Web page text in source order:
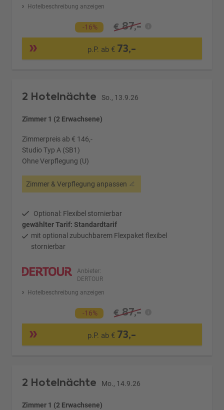
Hotelbeschreibung anzeigen
-16% € 87,-
p.P. ab € 73,-
2 Hotelnächte So., 13.9.26
Zimmer 1 (2 Erwachsene)
Zimmerpreis ab € 146,-
Studio Typ A (SB1)
Ohne Verpflegung (U)
Zimmer & Verpflegung anpassen
Optional: Flexibel stornierbar
gewählter Tarif: Standardtarif
mit optional zubuchbarem Flexpaket flexibel
stornierbar
Anbieter:
DERTOUR
Hotelbeschreibung anzeigen
-16% € 87,-
p.P. ab € 73,-
2 Hotelnächte Mo., 14.9.26
Zimmer 1 (2 Erwachsene)